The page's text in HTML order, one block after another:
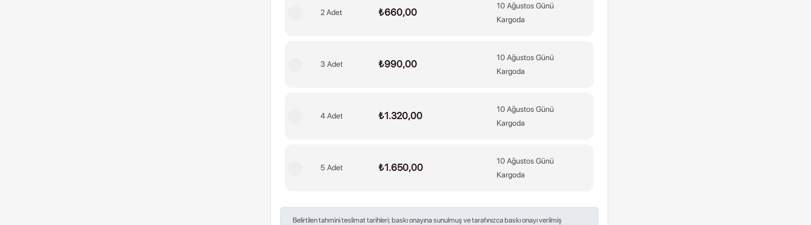
2 Adet ₺660,00
10 Ağustos Günü
Kargoda
3 Adet ₺990,00
10 Ağustos Günü
Kargoda
4 Adet ₺1.320,00
10 Ağustos Günü
Kargoda
5 Adet ₺1.650,00
10 Ağustos Günü
Kargoda
Belirtilen tahmini teslimat tarihleri; baskı onayına sunulmuş ve tarafınızca baskı onayı verilmiş